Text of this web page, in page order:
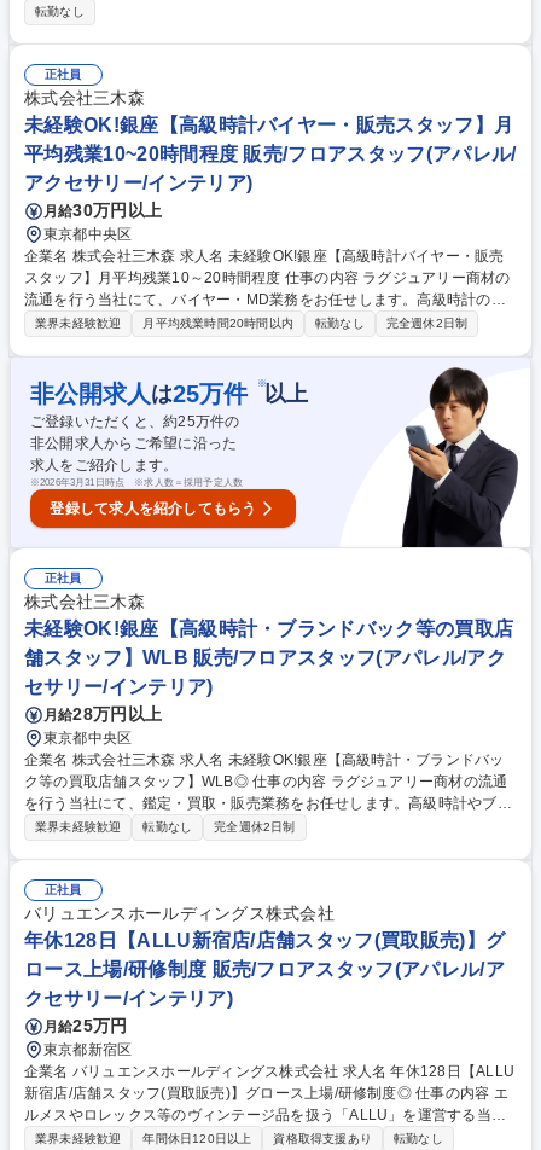
購入者のアフターサービスを充実させるべく新規に修理部門を設立する
社業務全般 ■ブランド時計の修理、電池交換や部品交換等・オーバーホー
ル等のメンテナンス 【求める人物像】機械いじりが好きな方、スペシャリ
ストとして技能を高めたい方、時計が好きな方歓迎です！※建物の改変を
伴う業務は含まない 募集職種 【時計修理スタッフ募集/中野】経験者・専
門卒歓迎/高級腕時計の販売店/残業少
転勤なし
正社員
株式会社三木森
未経験OK!銀座【高級時計バイヤー・販売スタッフ】月
平均残業10~20時間程度 販売/フロアスタッフ(アパレル/
アクセサリー/インテリア)
月給30万円以上
東京都中央区
企業名 株式会社三木森 求人名 未経験OK!銀座【高級時計バイヤー・販売
スタッフ】月平均残業10～20時間程度 仕事の内容 ラグジュアリー商材の
流通を行う当社にて、バイヤー・MD業務をお任せします。高級時計の真
贋鑑定、査定、買取から、国内外のネットワークを駆使した仕入戦略の立
ロレックスやパテックフィリップ等の希少モデルを扱います。市場動向を
見極めた「目利き」として、商材の入り口から出口までをコントロールす
る裁量の大きさが魅力です。実力と利益貢献を正当に評価する報酬体系を
整えており、27歳で年収1,000万円を超える実績も豊富。今後加速する新
店舗立ち上げの責任者や、社内起業家として新規事業をリードするなど、
多彩なキャリアパスが用意されています。 募集職種 未経験OK!銀座【高級
時計バイヤー・販売スタッフ】月平均残業10～20時間程度
業界未経験歓迎 月平均残業時間20時間以内 転勤なし 完全週休2日制
非公開求人 は25万件 ※以上
ご登録いただくと、約25万件の
非公開求人からご希望に沿った
求人をご紹介します。
※2026年3月31日時点 ※求人数＝採用予定人数
登録して求人を紹介してもらう
正社員
株式会社三木森
未経験OK!銀座【高級時計・ブランドバック等の買取店
舗スタッフ】WLB 販売/フロアスタッフ(アパレル/アク
セサリー/インテリア)
月給28万円以上
東京都中央区
企業名 株式会社三木森 求人名 未経験OK!銀座【高級時計・ブランドバッ
ク等の買取店舗スタッフ】WLB◎ 仕事の内容 ラグジュアリー商材の流通
を行う当社にて、鑑定・買取・販売業務をお任せします。高級時計やブラ
ンドバッグ等の店頭査定、接客販売、在庫管理を通じ、商品の価値を次世
す。未経験の方も安心してスタートできるよう、入社後に査定教育プログ
ラムをご用意しています。成果に応じたインセンティブや賞与で高い報酬
を目指せる環境です。早期の店長登用や新店舗立ち上げへの参画、さらに
は社内起業制度を利用した独立支援など、多彩なキャリアパスが用意され
ています。 募集職種 未経験OK!銀座【高級時計・ブランドバック等の買取
店舗スタッフ】WLB◎
業界未経験歓迎 転勤なし 完全週休2日制
正社員
バリュエンスホールディングス株式会社
年休128日【ALLU新宿店/店舗スタッフ(買取販売)】グ
ロース上場/研修制度 販売/フロアスタッフ(アパレル/ア
クセサリー/インテリア)
月給25万円
東京都新宿区
企業名 バリュエンスホールディングス株式会社 求人名 年休128日【ALLU
新宿店/店舗スタッフ(買取販売)】グロース上場/研修制度◎ 仕事の内容 エ
ルメスやロレックス等のヴィンテージ品を扱う「ALLU」を運営する当社
にて、バリューデザイナーとしてお客様への接客・販売、買取、SNS対
業界未経験歓迎 年間休日120日以上 資格取得支援あり
転勤なし